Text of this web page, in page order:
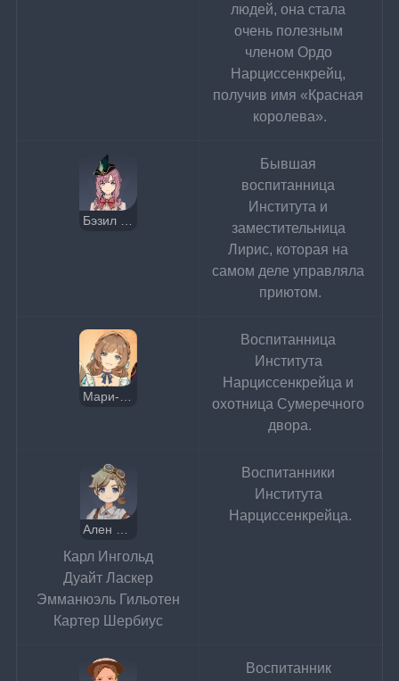
людей, она стала
очень полезным
членом Ордо
Нарциссенкрейц,
получив имя «Красная
королева».
Бывшая
воспитанница
Института и
заместительница
Лирис, которая на
самом деле управляла
приютом.
Воспитанница
Института
Нарциссенкрейца и
охотница Сумеречного
двора.
Карл Ингольд
Дуайт Ласкер
Эмманюэль Гильотен
Картер Шербиус
Воспитанники
Института
Нарциссенкрейца.
Воспитанник